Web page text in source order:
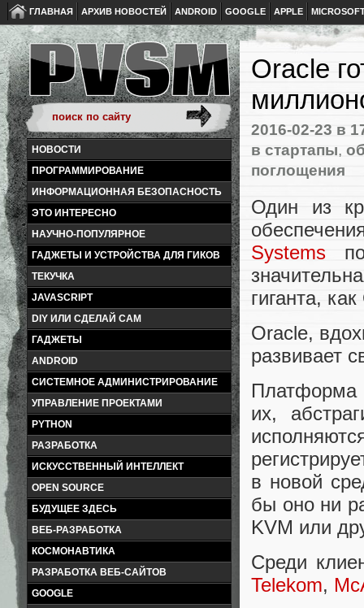
ГЛАВНАЯ АРХИВ НОВОСТЕЙ ANDROID GOOGLE APPLE
НОВОСТИ
ПРОГРАММИРОВАНИЕ
ИНФОРМАЦИОННАЯ БЕЗОПАСНОСТЬ
ЭТО ИНТЕРЕСНО
НАУЧНО-ПОПУЛЯРНОЕ
ГАДЖЕТЫ И УСТРОЙСТВА ДЛЯ ГИКОВ
ТЕКУЧКА
JAVASCRIPT
DIY ИЛИ СДЕЛАЙ САМ
ГАДЖЕТЫ
ANDROID
СИСТЕМНОЕ АДМИНИСТРИРОВАНИЕ
УПРАВЛЕНИЕ ПРОЕКТАМИ
PYTHON
РАЗРАБОТКА
ИСКУССТВЕННЫЙ ИНТЕЛЛЕКТ
OPEN SOURCE
БУДУЩЕЕ ЗДЕСЬ
ВЕБ-РАЗРАБОТКА
КОСМОНАВТИКА
РАЗРАБОТКА ВЕБ-САЙТОВ
GOOGLE
Oracle
2016-02-23 в
в стартапы,
поглощения
Один из
Systems
гиганта,
Oracle,
развивает
Платформа
их,
в новой
бы оно ни
KVM или
Среди
Telekom,